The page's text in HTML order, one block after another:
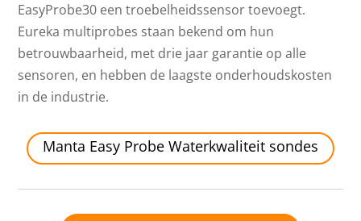
EasyProbe30 een troebelheidssensor toevoegt.
Eureka multiprobes staan bekend om hun
betrouwbaarheid, met drie jaar garantie op alle
sensoren, en hebben de laagste onderhoudskosten
in de industrie.
Manta Easy Probe Waterkwaliteit sondes